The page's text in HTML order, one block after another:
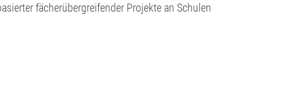
fächerübergreifender Projekte an Schulen